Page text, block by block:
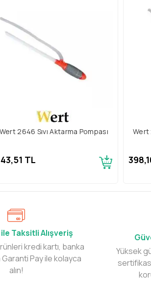
Wert 2646 Sıvı Aktarma Pompası
TL
Wert
Taksitli Alışveriş
kredi kartı, banka
Pay ile kolayca
alın!
Yüksek